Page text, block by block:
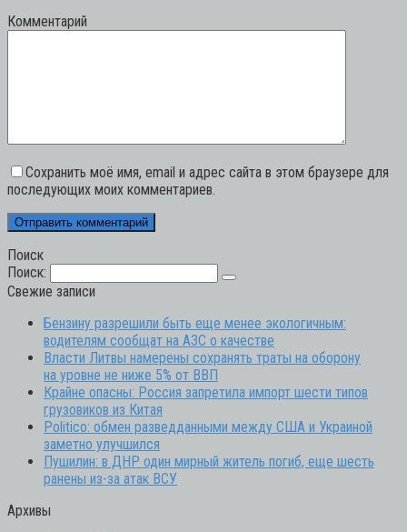
Комментарий
Сохранить моё имя, email и адрес сайта в этом браузере для
последующих моих комментариев.
Поиск
Поиск:
Свежие записи
Бензину разрешили быть еще менее экологичным:
водителям сообщат на АЗС о качестве
Власти Литвы намерены сохранять траты на оборону
на уровне не ниже 5% от ВВП
Крайне опасны: Россия запретила импорт шести типов
грузовиков из Китая
Politico: обмен разведданными между США и Украиной
заметно улучшился
Пушилин: в ДНР один мирный житель погиб, еще шесть
ранены из-за атак ВСУ
Архивы